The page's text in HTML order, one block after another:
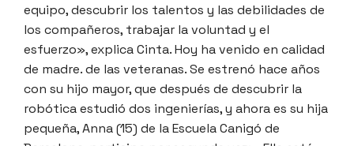
equipo, descubrir los talentos y las debilidades de
los compañeros, trabajar la voluntad y el
esfuerzo», explica Cinta. Hoy ha venido en calidad
de madre. de las veteranas. Se estrenó hace años
con su hijo mayor, que después de descubrir la
robótica estudió dos ingenierías, y ahora es su hija
pequeña, Anna (15) de la Escuela Canigó de